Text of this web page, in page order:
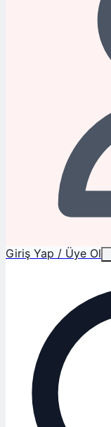
Giriş Yap / Üye Ol